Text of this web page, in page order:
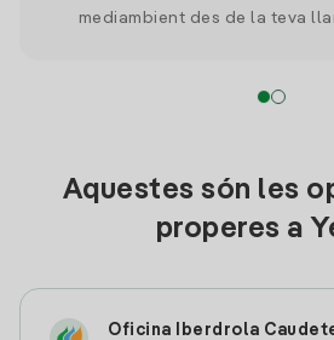
mediambient des de la teva
Aquestes són les
properes a
Oficina Iberdrola